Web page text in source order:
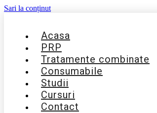
Sari la conținut
Acasa
PRP
Tratamente combinate
Consumabile
Studii
Cursuri
Contact